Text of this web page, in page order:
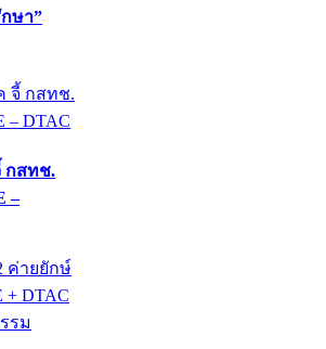
ษา”
กสทช.
–